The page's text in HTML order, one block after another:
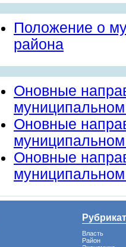
Положение о
района
Оновные
Оновные
Оновные
Власть
Район